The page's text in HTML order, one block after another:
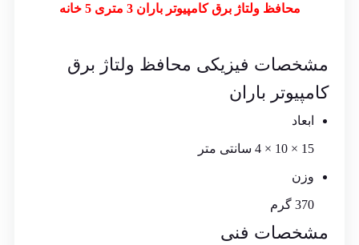
محافظ ولتاژ برق کامپیوتر باران 3 متری 5 خانه
مشخصات فیزیکی محافظ ولتاژ برق
کامپیوتر باران
ابعاد
15 × 10 × 4 سانتی متر
وزن
370 گرم
مشخصات فنی